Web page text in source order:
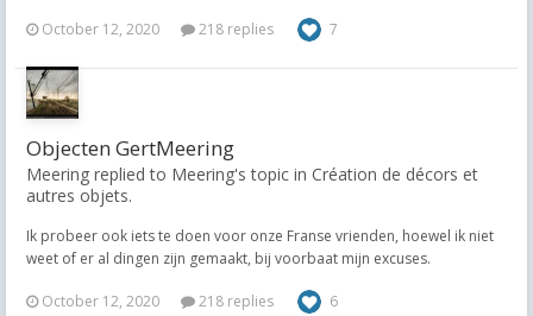
October 12, 2020 218 replies 7
Objecten GertMeering
Meering replied to Meering's topic in Création de décors et
autres objets.
Ik probeer ook iets te doen voor onze Franse vrienden, hoewel ik niet
weet of er al dingen zijn gemaakt, bij voorbaat mijn excuses.
October 12, 2020 218 replies 6